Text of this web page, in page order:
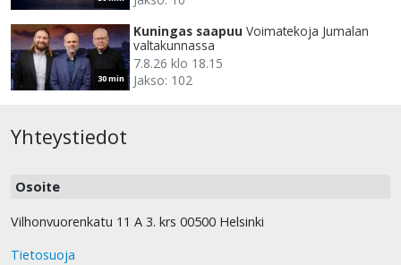
30 min
Kuningas saapuu Voimatekoja Jumalan
valtakunnassa
7.8.26 klo 18.15
Jakso: 102
Yhteystiedot
Osoite
Vilhonvuorenkatu 11 A 3. krs 00500 Helsinki
Tietosuoja